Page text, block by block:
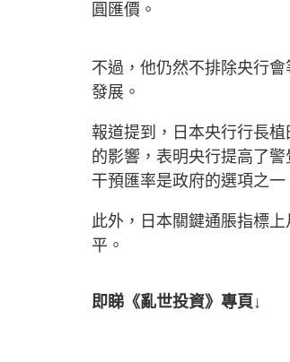
圓匯價。
不過，他仍然不排除央行
發展。
報道提到，日本央行行長
的影響，表明央行提高了
干預匯率是政府的選項之一
此外，日本關鍵通脹指標
平。
即睇《亂世投資》專頁↓